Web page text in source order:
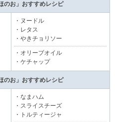
のお」おすすめレシピ
・ヌードル
・レタス
・やきチョリソー
・オリーブオイル
・ケチャップ
のお」おすすめレシピ
・なまハム
・スライスチーズ
・トルティージャ